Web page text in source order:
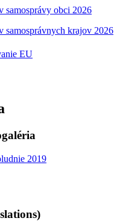
samosprávy obci 2026
samosprávnych krajov 2026